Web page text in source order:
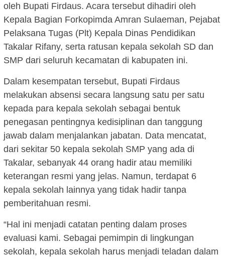
oleh Bupati Firdaus. Acara tersebut dihadiri oleh
Kepala Bagian Forkopimda Amran Sulaeman, Pejabat
Pelaksana Tugas (Plt) Kepala Dinas Pendidikan
Takalar Rifany, serta ratusan kepala sekolah SD dan
SMP dari seluruh kecamatan di kabupaten ini.
Dalam kesempatan tersebut, Bupati Firdaus
melakukan absensi secara langsung satu per satu
kepada para kepala sekolah sebagai bentuk
penegasan pentingnya kedisiplinan dan tanggung
jawab dalam menjalankan jabatan. Data mencatat,
dari sekitar 50 kepala sekolah SMP yang ada di
Takalar, sebanyak 44 orang hadir atau memiliki
keterangan resmi yang jelas. Namun, terdapat 6
kepala sekolah lainnya yang tidak hadir tanpa
pemberitahuan resmi.
“Hal ini menjadi catatan penting dalam proses
evaluasi kami. Sebagai pemimpin di lingkungan
sekolah, kepala sekolah harus menjadi teladan dalam